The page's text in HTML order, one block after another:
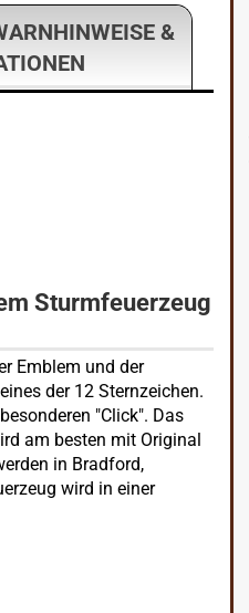
&
Sturmfeuerzeug
Emblem und der
der 12 Sternzeichen.
"Click". Das
am besten mit Original
in Bradford,
wird in einer